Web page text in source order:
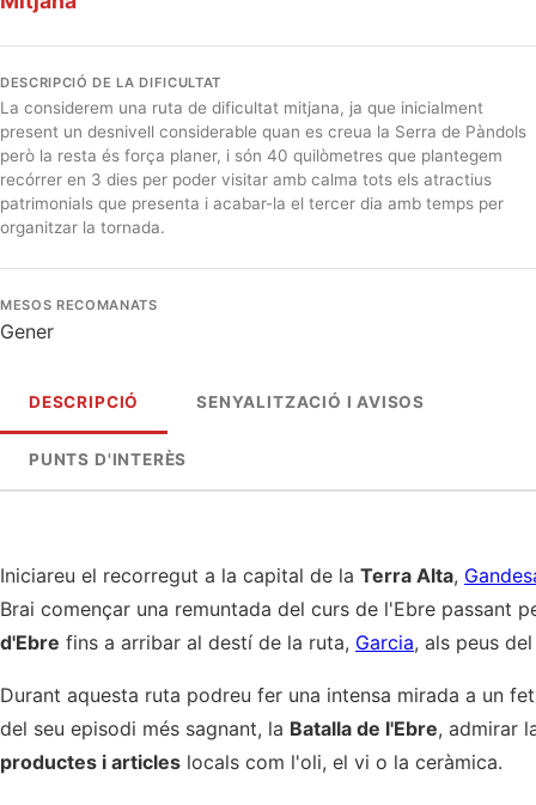
DESCRIPCIÓ DE LA DIFICULTAT
La considerem una ruta de dificultat mitjana, ja que inicialment
present un desnivell considerable quan es creua la Serra de Pàndols
però la resta és força planer, i són 40 quilòmetres que plantegem
recórrer en 3 dies per poder visitar amb calma tots els atractius
patrimonials que presenta i acabar-la el tercer dia amb temps per
organitzar la tornada.
MESOS RECOMANATS
Gener
DESCRIPCIÓ SENYALITZACIÓ I AVISOS
PUNTS D'INTERÈS
Iniciareu el recorregut a la capital de la Terra Alta,
Brai començar una remuntada del curs de l'Ebre passant
d'Ebre fins a arribar al destí de la ruta, Garcia, als peus
Durant aquesta ruta podreu fer una intensa mirada a un
del seu episodi més sagnant, la Batalla de l'Ebre, admirar
productes i articles locals com l'oli, el vi o la ceràmica.